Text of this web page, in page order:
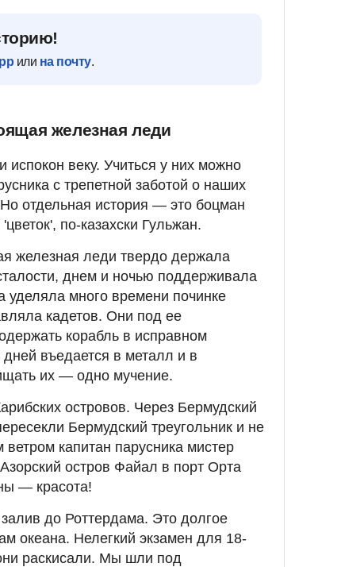
или на почту.
железная леди
веку. Учиться у них можно
с трепетной заботой о наших
отдельная история — это боцман
по-казахски Гульжан.
железная леди твердо держала
днем и ночью поддерживала
уделяла много времени починке
кадетов. Они под ее
корабль в исправном
въедается в металл и в
их — одно мучение.
островов. Через Бермудский
Бермудский треугольник и не
капитан парусника мистер
остров Файал в порт Орта
— красота!
до Роттердама. Это долгое
океана. Нелегкий экзамен для 18-
раскисали. Мы шли под